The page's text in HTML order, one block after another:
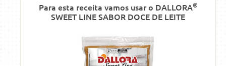
Para esta receita vamos usar o DALLORA®
SWEET LINE SABOR DOCE DE LEITE